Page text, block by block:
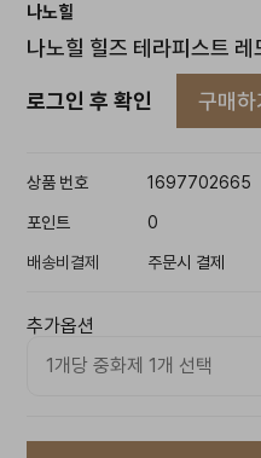
나노힐
나노힐 힐즈 테라피스트
로그인 후 확인 구매하
상품 번호 1697702665
포인트 0
배송비결제 주문시 결제
추가옵션